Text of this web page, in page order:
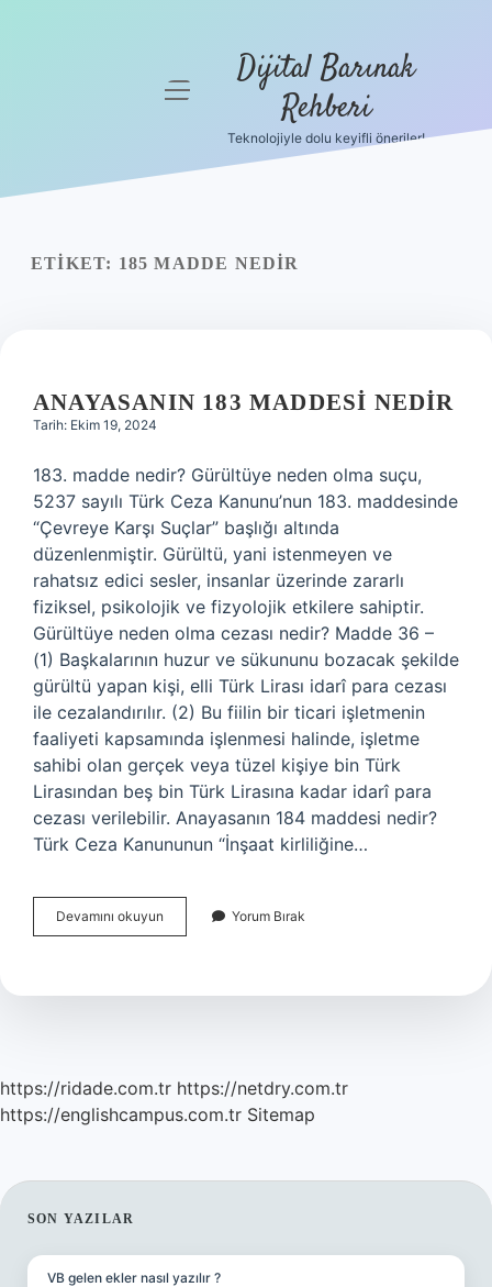
menüyü
Dijital Barınak
Rehberi
Teknolojiyle dolu keyifli öneriler!
ETIKET: 185 MADDE NEDIR
ANAYASANIN 183 MADDESI NEDIR
Tarih: Ekim 19, 2024
183. madde nedir? Gürültüye neden olma suçu,
5237 sayılı Türk Ceza Kanunu’nun 183. maddesinde
“Çevreye Karşı Suçlar” başlığı altında
düzenlenmiştir. Gürültü, yani istenmeyen ve
rahatsız edici sesler, insanlar üzerinde zararlı
fiziksel, psikolojik ve fizyolojik etkilere sahiptir.
Gürültüye neden olma cezası nedir? Madde 36 –
(1) Başkalarının huzur ve sükununu bozacak şekilde
gürültü yapan kişi, elli Türk Lirası idarî para cezası
ile cezalandırılır. (2) Bu fiilin bir ticari işletmenin
faaliyeti kapsamında işlenmesi halinde, işletme
sahibi olan gerçek veya tüzel kişiye bin Türk
Lirasından beş bin Türk Lirasına kadar idarî para
cezası verilebilir. Anayasanın 184 maddesi nedir?
Türk Ceza Kanununun “İnşaat kirliliğine…
Devamını okuyun Anayasanın
183
Yorum Bırak
https://ridade.com.tr https://netdry.com.tr
https://englishcampus.com.tr Sitemap
SIDEBAR
SON YAZILAR
VB gelen ekler nasıl yazılır ?